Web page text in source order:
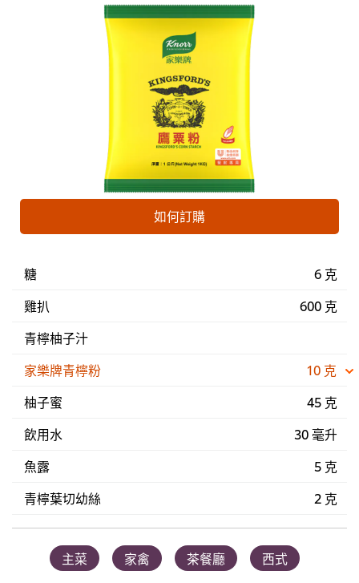
如何訂購
糖
6 克
雞扒
600 克
青檸柚子汁
家樂牌青檸粉
10 克
柚子蜜
45 克
飲用水
30 毫升
魚露
5 克
青檸葉切幼絲
2 克
主菜 家禽 茶餐廳 西式